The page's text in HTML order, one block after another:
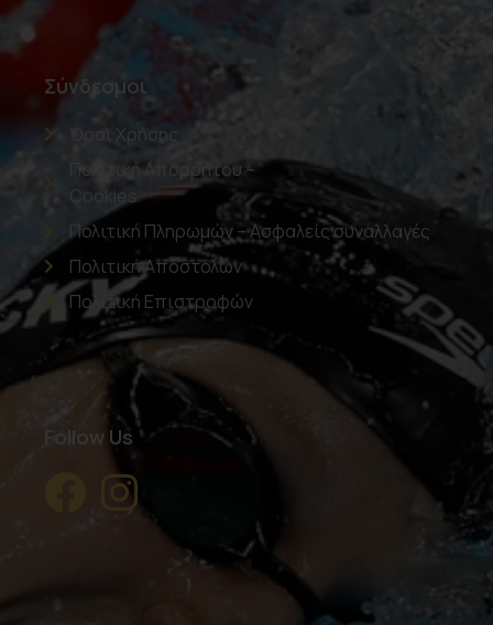
Σύνδεσμοι
Όροι Χρήσης
Πολιτική Απορρήτου –
Cookies
Πολιτική Πληρωμών – Ασφαλείς συναλλαγές
Πολιτική Αποστολών
Πολιτική Επιστροφών
Follow Us